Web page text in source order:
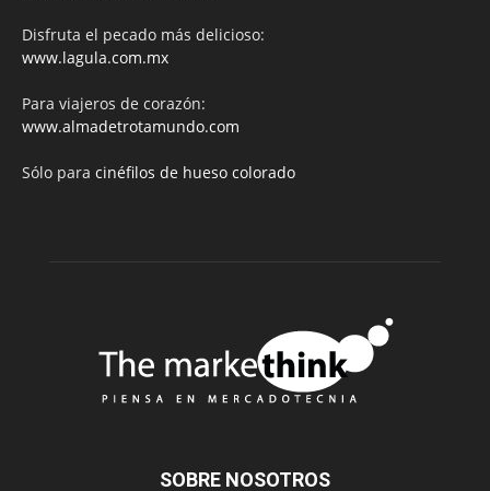
Disfruta el pecado más delicioso:
www.lagula.com.mx
Para viajeros de corazón:
www.almadetrotamundo.com
Sólo para cinéfilos de hueso colorado
SOBRE NOSOTROS